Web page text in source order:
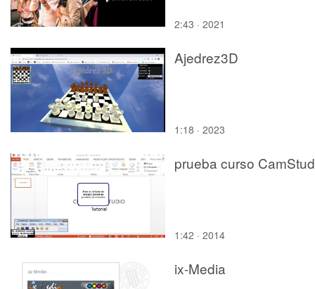
2:43 · 2021
Ajedrez3D
1:18 · 2023
prueba curso
1:42 · 2014
ix-Media